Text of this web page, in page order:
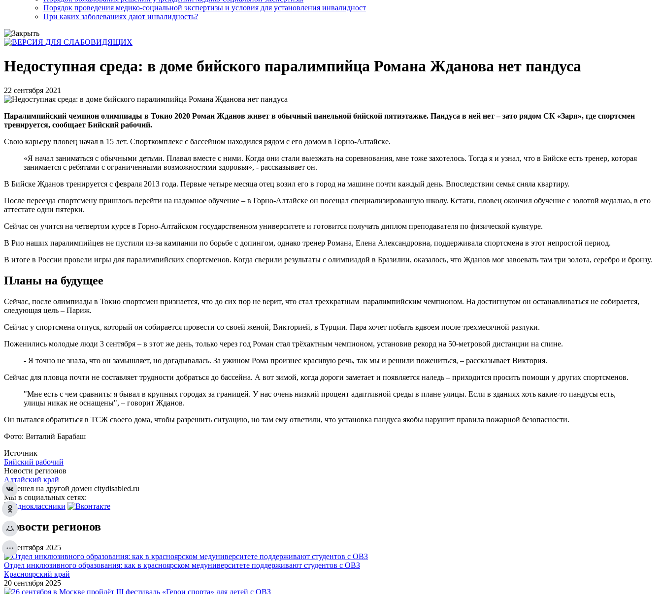
Порядок проведения медико-социальной экспертизы и условия для установления инвалидност
При каких заболеваниях дают инвалидность?
Недоступная среда: в доме бийского паралимпийца Романа Жданова нет пандуса
22 сентября 2021
Паралимпийский чемпион олимпиады в Токио 2020 Роман Жданов живет в обычный панельной бийской пятиэтажке. Пандуса в ней нет – зато рядом СК «Заря», где спортсмен
тренируется, сообщает Бийский рабочий.
Свою карьеру пловец начал в 15 лет. Спорткомплекс с бассейном находился рядом с его домом в Горно-Алтайске.
«Я начал заниматься с обычными детьми. Плавал вместе с ними. Когда они стали выезжать на соревнования, мне тоже захотелось. Тогда я и узнал, что в Бийске есть тренер, которая
занимается с ребятами с ограниченными возможностями здоровья», - рассказывает он.
В Бийске Жданов тренируется с февраля 2013 года. Первые четыре месяца отец возил его в город на машине почти каждый день. Впоследствии семья сняла квартиру.
После переезда спортсмену пришлось перейти на надомное обучение – в Горно-Алтайске он посещал специализированную школу. Кстати, пловец окончил обучение с золотой медалью, в его
аттестате одни пятерки.
Сейчас он учится на четвертом курсе в Горно-Алтайском государственном университете и готовится получать диплом преподавателя по физической культуре.
В Рио наших паралимпийцев не пустили из-за кампании по борьбе с допингом, однако тренер Романа, Елена Александровна, поддерживала спортсмена в этот непростой период.
В итоге в России провели игры для паралимпийских спортсменов. Когда сверили результаты с олимпиадой в Бразилии, оказалось, что Жданов мог завоевать там три золота, серебро и бронзу.
Планы на будущее
Сейчас, после олимпиады в Токио спортсмен признается, что до сих пор не верит, что стал трехкратным паралимпийским чемпионом. На достигнутом он останавливаться не собирается,
следующая цель – Париж.
Сейчас у спортсмена отпуск, который он собирается провести со своей женой, Викторией, в Турции. Пара хочет побыть вдвоем после трехмесячной разлуки.
Поженились молодые люди 3 сентября – в этот же день, только через год Роман стал трёхактным чемпионом, установив рекорд на 50-метровой дистанции на спине.
- Я точно не знала, что он замышляет, но догадывалась. За ужином Рома произнес красивую речь, так мы и решили пожениться, – рассказывает Виктория.
Сейчас для пловца почти не составляет трудности добраться до бассейна. А вот зимой, когда дороги заметает и появляется наледь – приходится просить помощи у других спортсменов.
"Мне есть с чем сравнить: я бывал в крупных городах за границей. У нас очень низкий процент адаптивной среды в плане улицы. Если в зданиях хоть какие-то пандусы есть,
улицы никак не оснащены", – говорит Жданов.
Он пытался обратиться в ТСЖ своего дома, чтобы разрешить ситуацию, но там ему ответили, что установка пандуса якобы нарушит правила пожарной безопасности.
Фото: Виталий Барабаш
Источник
Бийский рабочий
Новости регионов
Алтайский край
Перешел на другой домен citydisabled.ru
Мы в социальных сетях:
Новости регионов
21 сентября 2025
Отдел инклюзивного образования: как в красноярском медуниверситете поддерживают студентов с ОВЗ
Красноярский край
20 сентября 2025